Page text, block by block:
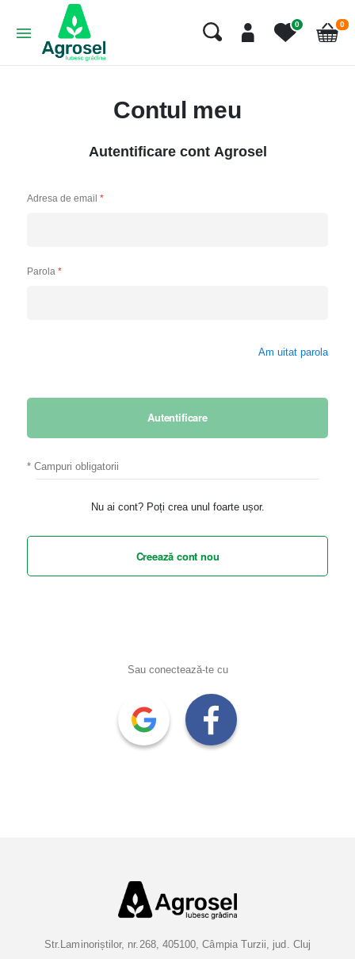
0
Cart
0
Contul meu
Autentificare cont Agrosel
Adresa de email
Parola
Am uitat parola
Autentificare
Nu ai cont? Poți crea unul foarte ușor.
Creează cont nou
Sau conectează-te cu
Str.Laminoriștilor, nr.268, 405100, Câmpia Turzii, jud. Cluj